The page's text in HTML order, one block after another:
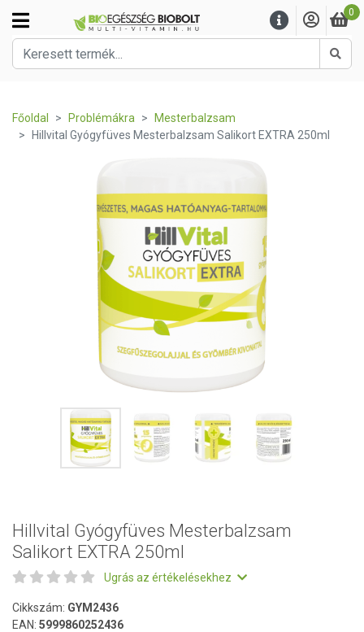
0
Főoldal Problémákra
Mesterbalzsam
Hillvital Gyógyfüves Mesterbalzsam Salikort EXTRA 250ml
Hillvital Gyógyfüves Mesterbalzsam
Salikort EXTRA 250ml
Ugrás az értékelésekhez
Cikkszám: GYM2436
EAN: 5999860252436